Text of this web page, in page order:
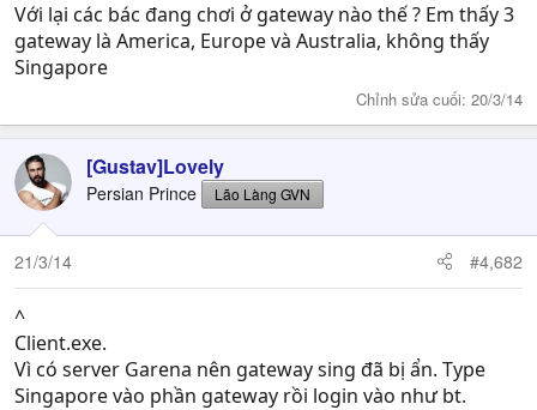
Với lại các bác đang chơi ở gateway nào thế ? Em thấy 3
gateway là America, Europe và Australia, không thấy
Singapore
Chỉnh sửa cuối: 20/3/14
[Gustav]Lovely
Persian Prince Lão Làng GVN
21/3/14 #4,682
^
Client.exe.
Vì có server Garena nên gateway sing đã bị ẩn. Type
Singapore vào phần gateway rồi login vào như bt.